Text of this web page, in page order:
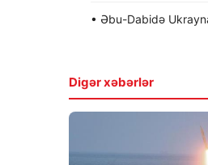
• Əbu-Dabidə Ukrayna
Digər xəbərlər